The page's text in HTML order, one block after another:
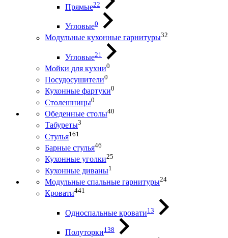
Прямые22
Угловые0
Модульные кухонные гарнитуры32
Угловые21
Мойки для кухни0
Посудосушители0
Кухонные фартуки0
Столешницы0
Обеденные столы40
Табуреты3
Стулья161
Барные стулья46
Кухонные уголки25
Кухонные диваны1
Модульные спальные гарнитуры24
Кровати441
Односпальные кровати13
Полуторки138